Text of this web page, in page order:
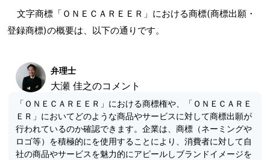
文字商標「ＯＮＥＣＡＲＥＥＲ」における商標(商標出願・
登録商標)の概要は、以下の通りです。
弁理士
大瀬 佳之のコメント
「ＯＮＥＣＡＲＥＥＲ」における商標権や、「ＯＮＥＣＡＲＥ
ＥＲ」においてどのような商品やサービスに対して商標出願が
行われているのか確認できます。企業は、商標（ネーミングや
ロゴ等）を積極的にを使用することにより、消費者に対して自
社の商品やサービスを魅力的にアピールしブランドイメージを